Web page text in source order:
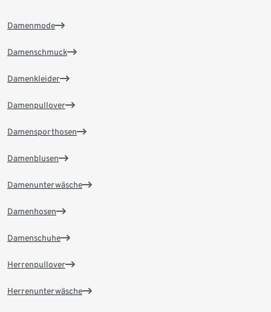
Damenmode
Damenschmuck
Damenkleider
Damenpullover
Damensporthosen
Damenblusen
Damenunterwäsche
Damenhosen
Damenschuhe
Herrenpullover
Herrenunterwäsche